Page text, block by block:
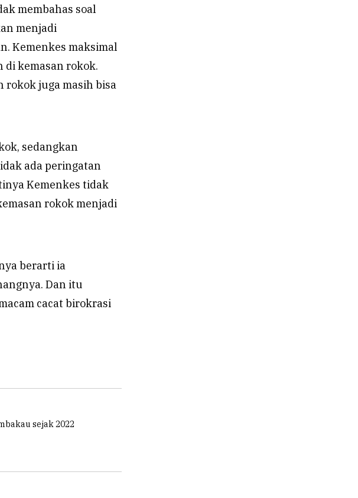
membahas soal
menjadi
Kemenkes maksimal
kemasan rokok.
juga masih bisa
sedangkan
ada peringatan
Kemenkes tidak
rokok menjadi
berarti ia
Dan itu
cacat birokrasi
sejak 2022